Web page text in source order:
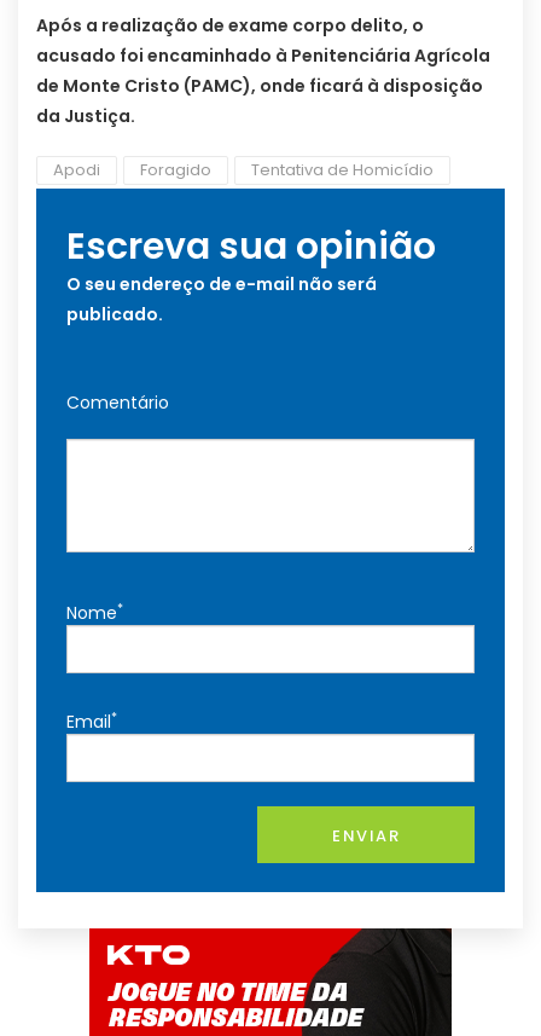
Após a realização de exame corpo delito, o
acusado foi encaminhado à Penitenciária Agrícola
de Monte Cristo (PAMC), onde ficará à disposição
da Justiça.
Apodi Foragido Tentativa de Homicídio
Escreva sua opinião
O seu endereço de e-mail não será
publicado.
Comentário
Nome*
Email*
ENVIAR